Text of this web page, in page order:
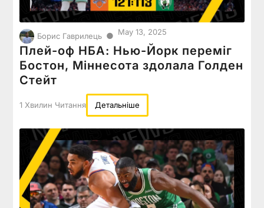
Борис Гаврилець ● May 13, 2025
Плей-оф НБА: Нью-Йорк переміг
Бостон, Міннесота здолала Голден
Стейт
1 Хвилин Читання Детальніше